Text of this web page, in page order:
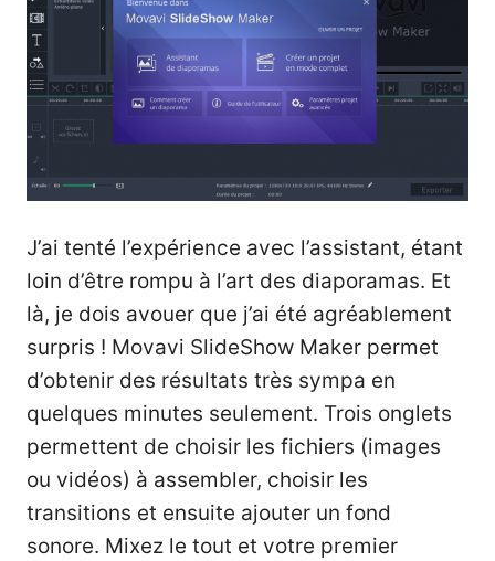
J’ai tenté l’expérience avec l’assistant, étant
loin d’être rompu à l’art des diaporamas. Et
là, je dois avouer que j’ai été agréablement
surpris ! Movavi SlideShow Maker permet
d’obtenir des résultats très sympa en
quelques minutes seulement. Trois onglets
permettent de choisir les fichiers (images
ou vidéos) à assembler, choisir les
transitions et ensuite ajouter un fond
sonore. Mixez le tout et votre premier